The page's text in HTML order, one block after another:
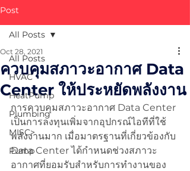
Post
All Posts
HVAC
HeatPump
Plumbing
MISC>
Pump
All Posts
ควบคุมสภาวะอากาศ Data
Center ให้ประหยัดพลังงาน
Oct 28, 2021
การควบคุมสภาวะอากาศ Data Center
เป็นการลงทุนเพิ่มจากอุปกรณ์ไอทีที่ใช้
พลังงานมาก เมื่อมาตรฐานที่เกี่ยวข้องกับ
Data Center ได้กำหนดช่วงสภาวะ
อากาศที่ยอมรับสำหรับการทำงานของ